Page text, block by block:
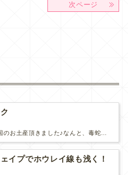
次ページ
イプでホウレイ線も浅く！